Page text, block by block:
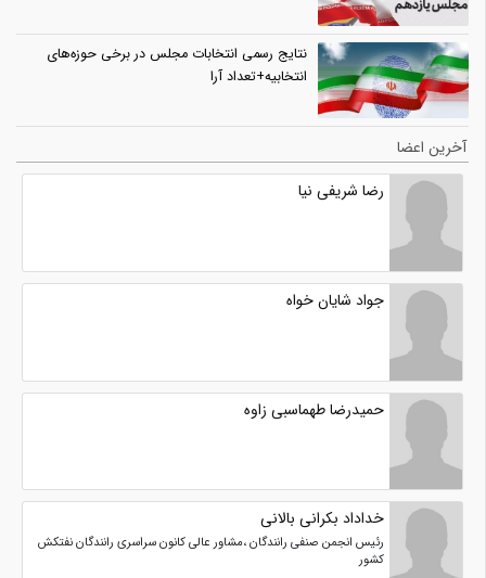
نتایج رسمی انتخابات مجلس در برخی حوزه‌های
انتخابیه+تعداد آرا
آخرین اعضا
رضا شریفی نیا
جواد شایان خواه
حمیدرضا طهماسبی زاوه
خداداد بکرانی بالانی
رئیس انجمن صنفی رانندگان ،مشاور عالی کانون سراسری رانندگان نفتکش
کشور